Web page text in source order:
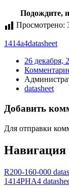
Подождите,
Просмотрено:
1414a4datasheet
26 декабря,
datasheet
Добавить
Для отправки
Навигация
R200-160-000
1414PHA4